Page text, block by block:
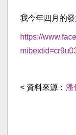
我今年四月的發
https://
< 資料來源： 潘